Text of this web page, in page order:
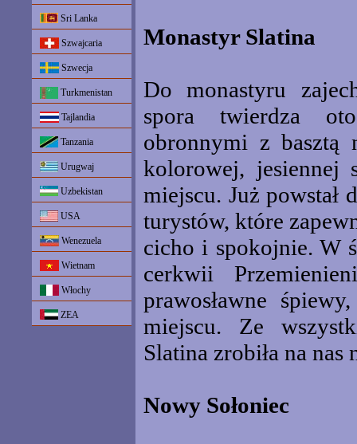
Sri Lanka
Szwajcaria
Szwecja
Turkmenistan
Tajlandia
Tanzania
Urugwaj
Uzbekistan
USA
Wenezuela
Wietnam
Włochy
ZEA
Monastyr Slatina
Do monastyru
spora twierdza
obronnymi z basztą
kolorowej, jesiennej
miejscu. Już
turystów, które
cicho i spokojnie. W
cerkwii
prawosławne
miejscu. Ze
Slatina zrobiła na
Nowy Sołoniec